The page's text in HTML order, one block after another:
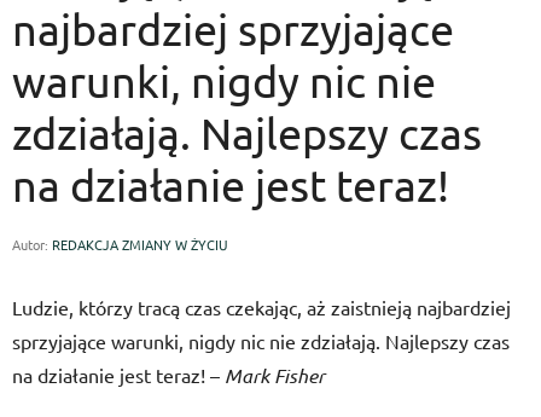
najbardziej sprzyjające
warunki, nigdy nic nie
zdziałają. Najlepszy czas
na działanie jest teraz!
Autor: REDAKCJA ZMIANY W ŻYCIU
Ludzie, którzy tracą czas czekając, aż zaistnieją najbardziej
sprzyjające warunki, nigdy nic nie zdziałają. Najlepszy czas
na działanie jest teraz! – Mark Fisher